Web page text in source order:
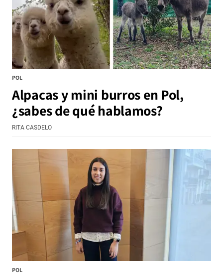
POL
Alpacas y mini burros en Pol,
¿sabes de qué hablamos?
RITA CASDELO
POL